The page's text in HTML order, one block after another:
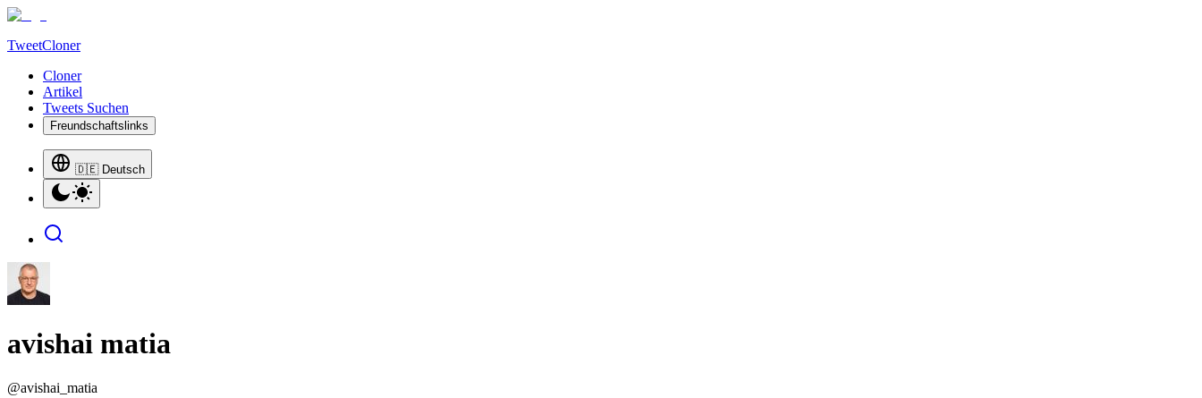
TweetCloner
Cloner
Artikel
Tweets Suchen
Freundschaftslinks
🇩🇪 Deutsch
avishai matia
@avishai_matia